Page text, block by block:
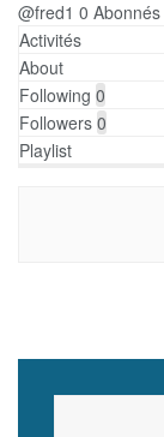
@fred1 0 Abonnés
Activités
About
Following 0
Followers 0
Playlist